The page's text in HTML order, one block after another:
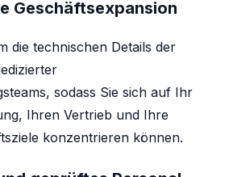
Geschäftsexpansion
die technischen Details der
sodass Sie sich auf Ihr
Ihren Vertrieb und Ihre
konzentrieren können.